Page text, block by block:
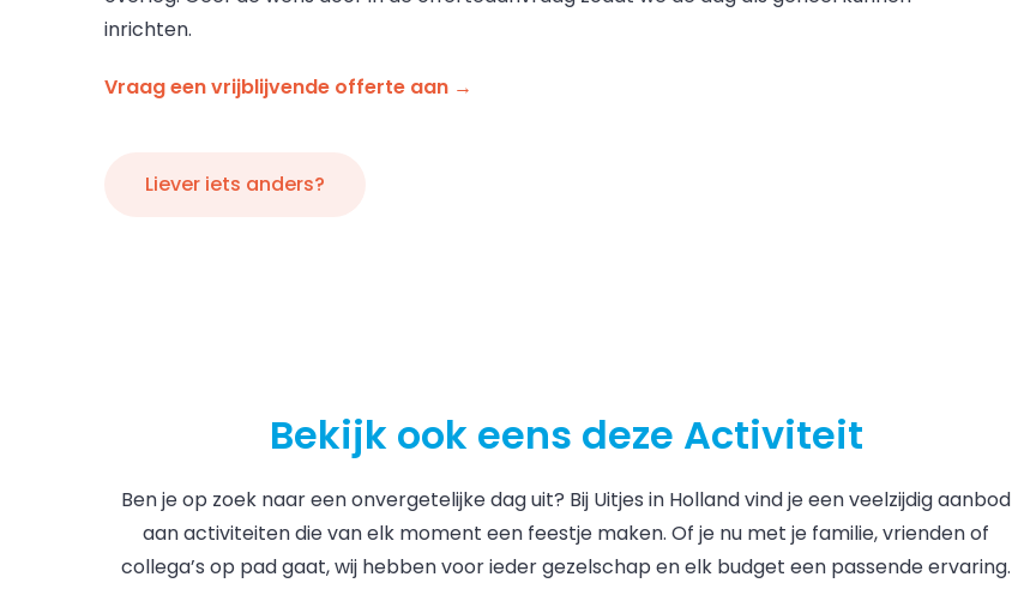
inrichten.
Vraag een vrijblijvende offerte aan →
Liever iets anders?
Bekijk ook eens deze Activiteit
Ben je op zoek naar een onvergetelijke dag uit? Bij Uitjes in Holland vind je een veelzijdig aanbod
aan activiteiten die van elk moment een feestje maken. Of je nu met je familie, vrienden of
collega’s op pad gaat, wij hebben voor ieder gezelschap en elk budget een passende ervaring.